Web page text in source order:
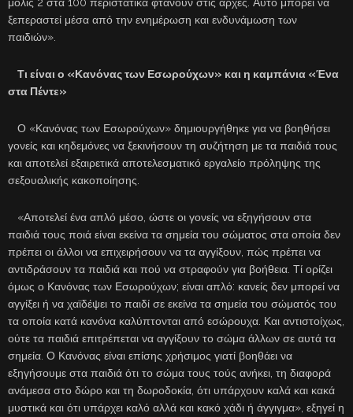
μόλις 2 στα 100 περιστατικά φτάνουν στις αρχές. Αυτό μπορεί να
ξεπεραστεί μέσα από την ενημέρωση και ενδυνάμωση των
παιδιών».
Τι είναι ο «Κανόνας των Εσωρούχων» και η καμπάνια «Ένα
στα Πέντε»
Ο «Κανόνας των Εσωρούχων» δημιουργήθηκε για να βοηθήσει
γονείς και κηδεμόνες να ξεκινήσουν τη συζήτηση με τα παιδιά τους
και αποτελεί εξαιρετικά αποτελεσματικό εργαλείο πρόληψης της
σεξουαλικής κακοποίησης.
«Αποτελεί ένα απλό μέσο, ώστε οι γονείς να εξηγήσουν στα
παιδιά τους ποιά είναι εκείνα τα σημεία του σώματος στα οποία δεν
πρέπει οι άλλοι να επιχειρήσουν να τα αγγίξουν, πώς πρέπει να
αντιδράσουν τα παιδιά και πού να στραφούν για βοήθεια. Τί ορίζει
όμως ο Κανόνας των Εσωρούχων; είναι απλό: κανείς δεν μπορεί να
αγγίξει ή να χαϊδέψει το παιδί σε εκείνα τα σημεία του σώματός του
τα οποία κατά κανόνα καλύπτονται από εσώρουχα. Και αντιστοίχως,
ούτε τα παιδιά επιτρέπεται να αγγίξουν το σώμα άλλων σε αυτά τα
σημεία. Ο Κανόνας είναι επίσης χρήσιμος γιατί βοηθάει να
εξηγήσουμε στα παιδιά ότι το σώμα τους τούς ανήκει, τη διαφορά
ανάμεσα στο δώρο και τη δωροδοκία, ότι υπάρχουν καλά και κακά
μυστικά και ότι υπάρχει καλό αλλά και κακό χάδι ή άγγιγμα», εξηγεί η